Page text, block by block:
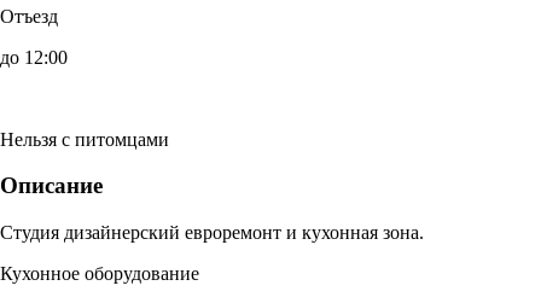
Отъезд
до 12:00
Нельзя с питомцами
Описание
Студия дизайнерский евроремонт и кухонная зона.
Кухонное оборудование